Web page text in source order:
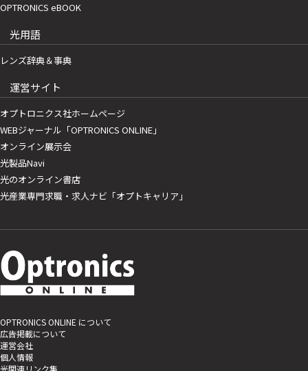
OPTRONICS eBOOK
光用語
レンズ辞典＆事典
運営サイト
オプトロニクス社ホームページ
WEBジャーナル「OPTRONICS ONLINE」
オンライン展示会
光製品Navi
光のオンライン書店
光産業専門求職・求人ナビ「オプトキャリア」
OPTRONICS ONLINE について
広告掲載について
運営会社
個人情報
光関連リンク集